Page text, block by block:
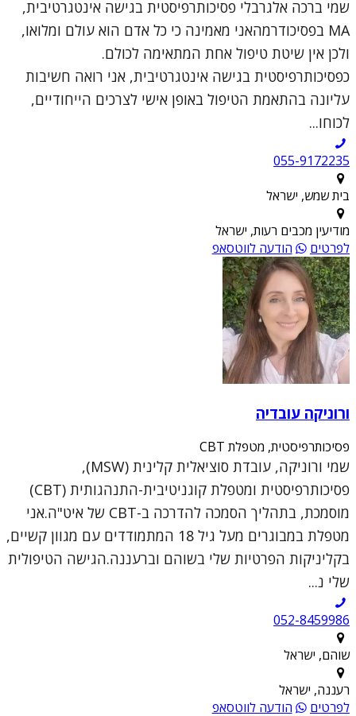
שמי ברכה אלגרבלי פסיכותרפיסטית בגישה אינטגרטיבית,
MA בפסיכודרמהאני מאמינה כי כל אדם הוא עולם ומלואו,
ולכן אין שיטת טיפול אחת המתאימה לכולם.
כפסיכותרפיסטית בגישה אינטגרטיבית, אני רואה חשיבות
עליונה בהתאמת הטיפול באופן אישי לצרכים הייחודיים,
לכוחו...
055-9172235
בית שמש, ישראל
מודיעין מכבים רעות, ישראל
לפרטים
הודעה לווטסאפ
ורוניקה עובדיה
פסיכותרפיסטית, מטפלת CBT
שמי ורוניקה, עובדת סוציאלית קלינית (MSW),
פסיכותרפיסטית ומטפלת קוגניטיבית-התנהגותית (CBT)
מוסמכת, בתהליך הסמכה להדרכה ב-CBT של איט"ה.אני
מטפלת במבוגרים מעל גיל 18 המתמודדים עם מגוון קשיים,
בקליניקות הפרטיות שלי בשוהם וברעננה.הגישה הטיפולית
שלי נ...
052-8459986
שוהם, ישראל
רעננה, ישראל
לפרטים
הודעה לווטסאפ